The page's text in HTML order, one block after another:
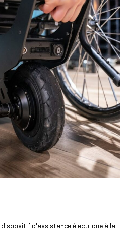
d'assistance électrique à la